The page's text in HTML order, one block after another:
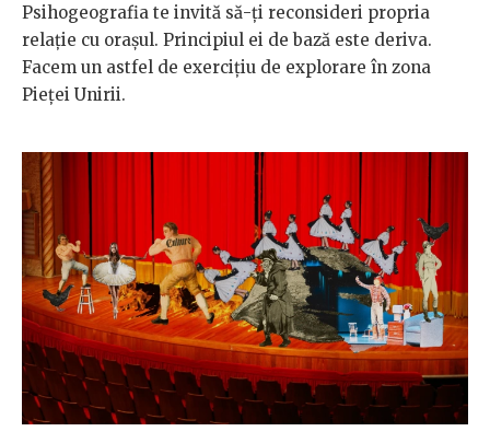
Psihogeografia te invită să-ți reconsideri propria
relație cu orașul. Principiul ei de bază este deriva.
Facem un astfel de exercițiu de explorare în zona
Pieței Unirii.